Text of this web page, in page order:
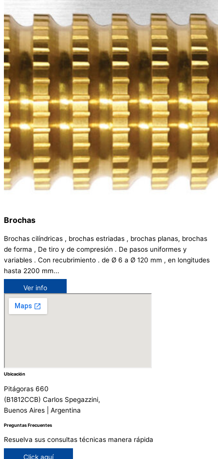
Brochas
Brochas cilíndricas , brochas estriadas , brochas planas, brochas
de forma , De tiro y de compresión . De pasos uniformes y
variables . Con recubrimiento . de Ø 6 a Ø 120 mm , en longitudes
hasta 2200 mm...
Ver info
Ubicación
Pitágoras 660
(B1812CCB) Carlos Spegazzini,
Buenos Aires | Argentina
Preguntas Frecuentes
Resuelva sus consultas técnicas manera rápida
Click aquí